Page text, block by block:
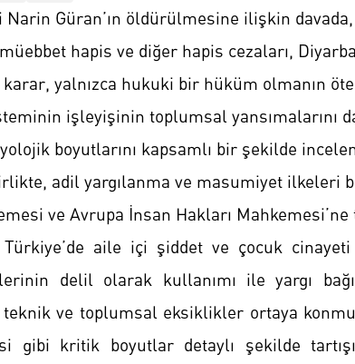
Narin Güran’ın öldürülmesine ilişkin
hapis ve diğer hapis cezaları,
karar, yalnızca hukuki bir hüküm olmanın
işleyişinin toplumsal yansımalarını
boyutlarını kapsamlı bir şekilde
adil yargılanma ve masumiyet ilkeleri
ve Avrupa İnsan Hakları
aile içi şiddet ve çocuk
delil olarak kullanımı ile yargı
ve toplumsal eksiklikler ortaya
gibi kritik boyutlar detaylı şekilde